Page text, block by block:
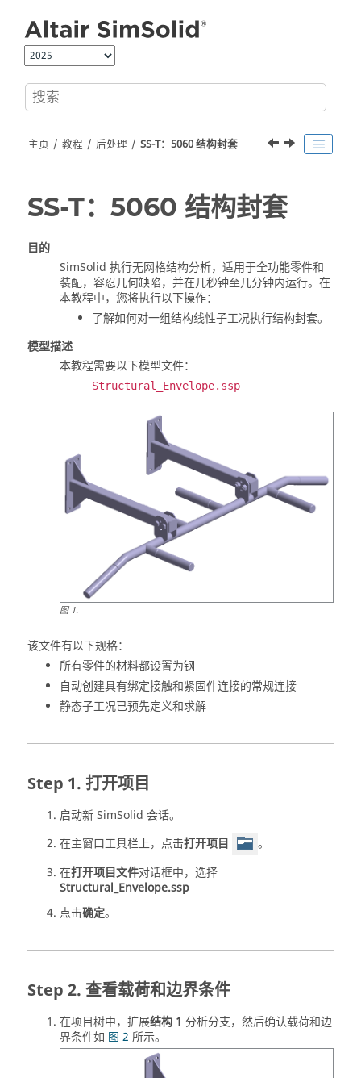
主页 教程 后处理 SS-T：5060 结构封套
SS-T：5060 结构封套
目的
SimSolid 执行无网格结构分析，适用于全功能零件和
装配，容忍几何缺陷，并在几秒钟至几分钟内运行。在
本教程中，您将执行以下操作：
了解如何对一组结构线性子工况执行结构封套。
模型描述
本教程需要以下模型文件：
Structural_Envelope.ssp
图1.
该文件有以下规格：
所有零件的材料都设置为钢
自动创建具有绑定接触和紧固件连接的常规连接
静态子工况已预先定义和求解
打开项目
启动新SimSolid 会话。
在主窗口工具栏上，点击打开项目
。
在打开项目文件对话框中，选择
Structural_Envelope.ssp
点击确定。
查看载荷和边界条件
在项目树中，扩展结构 1 分析分支，然后确认载荷和边
界条件如 图 2 所示。